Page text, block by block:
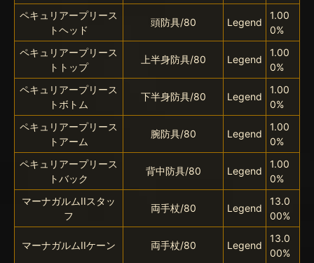
ペキュリアープリース
トヘッド
頭防具/80 Legend
1.00
0%
ペキュリアープリース
トトップ
上半身防具/80 Legend
1.00
0%
ペキュリアープリース
トボトム
下半身防具/80 Legend
1.00
0%
ペキュリアープリース
トアーム
腕防具/80 Legend
1.00
0%
ペキュリアープリース
トバック
背中防具/80 Legend
1.00
0%
マーナガルムIIスタッ
フ
両手杖/80 Legend
13.0
00%
マーナガルムIIケーン 両手杖/80 Legend
13.0
00%